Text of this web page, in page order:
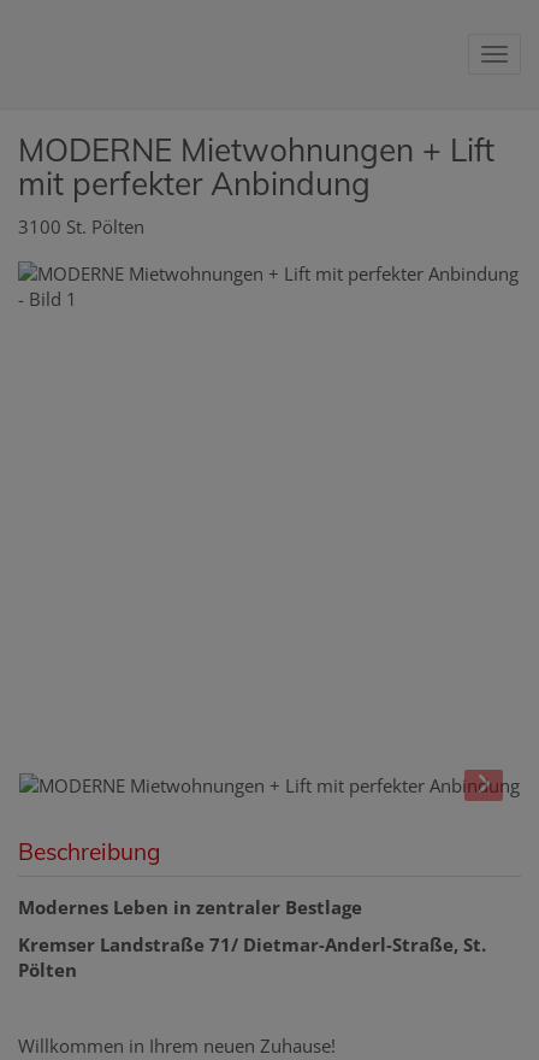
MODERNE Mietwohnungen + Lift
mit perfekter Anbindung
3100 St. Pölten
Beschreibung
Modernes Leben in zentraler Bestlage
Kremser Landstraße 71/ Dietmar-Anderl-Straße, St.
Pölten
Willkommen in Ihrem neuen Zuhause!